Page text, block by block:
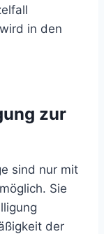
in den
zur
sind nur mit
Sie
der